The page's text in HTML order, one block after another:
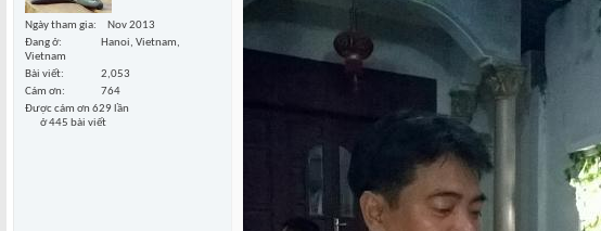
Ngày tham gia
Nov 2013
Đang ở
Hanoi, Vietnam,
Vietnam
Bài viết
2,053
Cám ơn
764
Được cám ơn 629 lần
ở 445 bài viết